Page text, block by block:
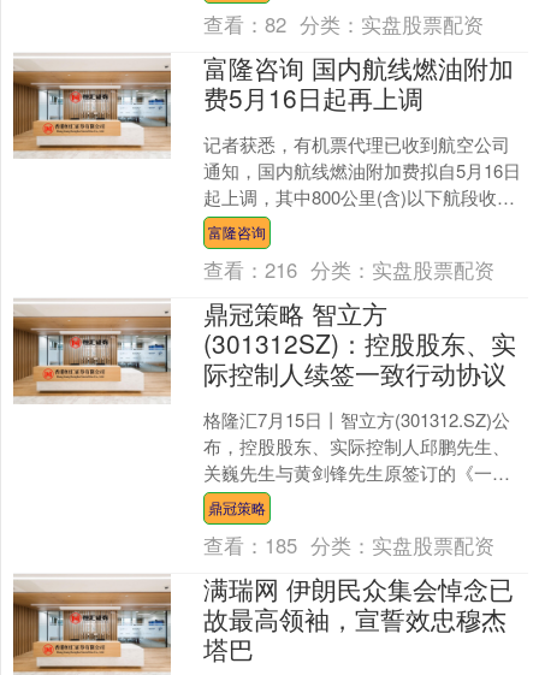
查看：82 分类： 实盘股票配资
富隆咨询 国内航线燃油附加
费5月16日起再上调
记者获悉，有机票代理已收到航空公司
通知，国内航线燃油附加费拟自5月16日
起上调，其中800公里(含)以下航段收取
90元，800公里以上航段170元。....
富隆咨询
查看：216 分类： 实盘股票配资
鼎冠策略 智立方
(301312SZ)：控股股东、实
际控制人续签一致行动协议
格隆汇7月15日丨智立方(301312.SZ)公
布，控股股东、实际控制人邱鹏先生、
关巍先生与黄剑锋先生原签订的《一致
行动协议》即将到期，为维护公司控制
权的稳定，....
鼎冠策略
查看： 185 分类： 实盘股票配资
满瑞网 伊朗民众集会悼念已
故最高领袖，宣誓效忠穆杰
塔巴